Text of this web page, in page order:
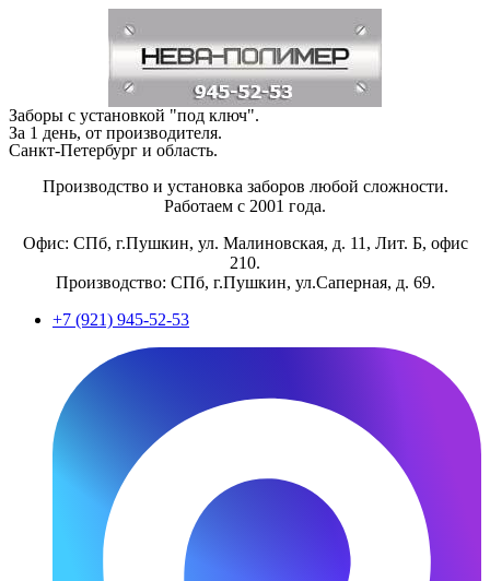
Заборы с установкой "под ключ".
За 1 день, от производителя.
Санкт-Петербург и область.
Производство и установка заборов любой сложности.
Работаем с 2001 года.
Офис: СПб, г.Пушкин, ул. Малиновская, д. 11, Лит. Б, офис
210.
Производство: СПб, г.Пушкин, ул.Саперная, д. 69.
+7 (921) 945-52-53